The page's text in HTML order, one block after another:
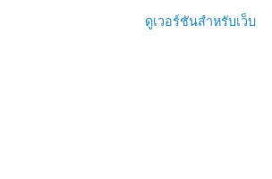
ดูเวอร์ชันสำหรับเว็บ